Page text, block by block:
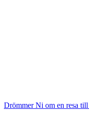
Drömmer Ni om en resa